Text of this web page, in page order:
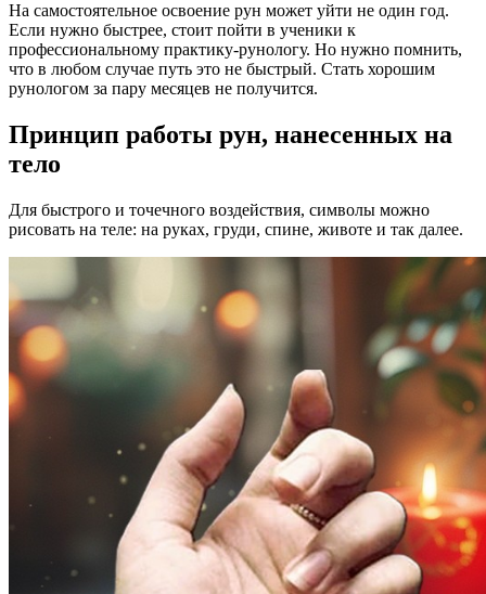
На самостоятельное освоение рун может уйти не один год.
Если нужно быстрее, стоит пойти в ученики к
профессиональному практику-рунологу. Но нужно помнить,
что в любом случае путь это не быстрый. Стать хорошим
рунологом за пару месяцев не получится.
Принцип работы рун, нанесенных на
тело
Для быстрого и точечного воздействия, символы можно
рисовать на теле: на руках, груди, спине, животе и так далее.